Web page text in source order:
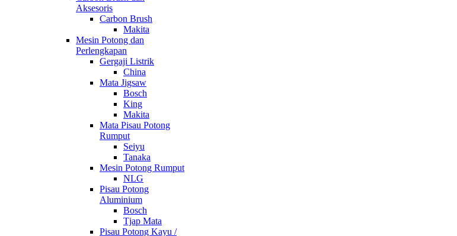
Aksesoris
Carbon Brush
Makita
Mesin Potong dan
Perlengkapan
Gergaji Listrik
China
Mata Jigsaw
Bosch
King
Makita
Mata Pisau Potong
Rumput
Seiyu
Tanaka
Mesin Potong Rumput
NLG
Pisau Potong
Aluminium
Bosch
Tjap Mata
Pisau Potong Kayu /